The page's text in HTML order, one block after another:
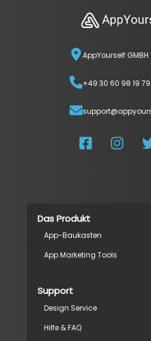
AppYourself GMBH
+49 30 60 98 19
Das Produkt
App-Baukasten
App Marketing Tools
Support
Design Service
Hilfe & FAQ